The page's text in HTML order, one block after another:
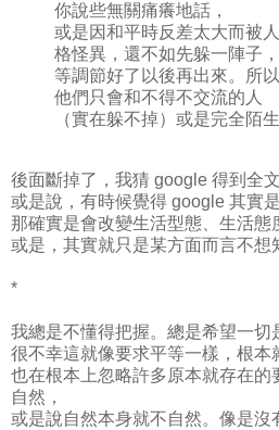
你說些無關痛癢地話，
或是因和平時反差太大而被
格怪異，還不如先躲一陣子，
等調節好了以後再出來。所
他們只會和不得不交流的人
（實在躲不掉）或是完全陌生
後面斷掉了，我猜 google 得到全文
或是說，有時候覺得 google 其實是
那確實是會改變生活型態、生活態
或是，其實就只是某方面而言不想
*
我總是不懂得把握。總是希望一切
很不幸這就像要求平等一樣，根本
也在根本上忽略許多原本就存在的
自然，
或是說自然本身就不自然。像是沒